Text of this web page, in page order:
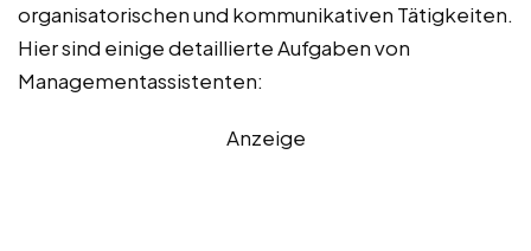
organisatorischen und kommunikativen Tätigkeiten.
Hier sind einige detaillierte Aufgaben von
Managementassistenten:
Anzeige